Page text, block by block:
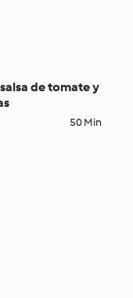
de tomate y
50 Min